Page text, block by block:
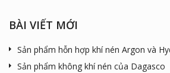
BÀI VIẾT MỚI
Sản phẩm hỗn hợp khí nén Argon và
Sản phẩm không khí nén của Dagasco